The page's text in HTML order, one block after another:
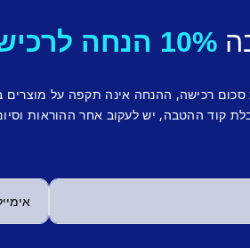
10% הנחה לרכישה ראשונה.
רכישה, ההנחה אינה תקפה על מוצרים
קוד ההטבה, יש לעקוב אחר ההוראות